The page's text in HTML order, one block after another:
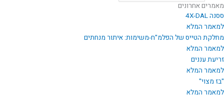
מאמרים אחרונים
ססנה 4X-DAL
למאמר המלא
מחלקת הטייס של הפלמ"ח-משימות: איתור מנחתים
למאמר המלא
זריעת עננים
למאמר המלא
"בז מצוי"
למאמר המלא